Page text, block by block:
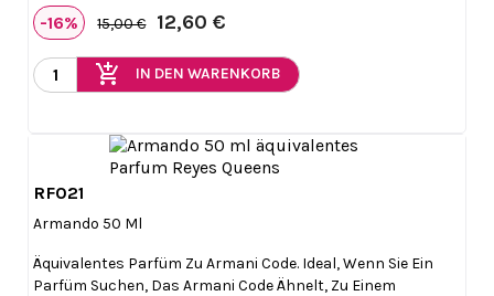
-16% 15,00 € 12,60 €
add_shopping_cart IN DEN WARENKORB
RF021
Armando 50 Ml
Äquivalentes Parfüm Zu Armani Code. Ideal, Wenn Sie Ein
Parfüm Suchen, Das Armani Code Ähnelt, Zu Einem